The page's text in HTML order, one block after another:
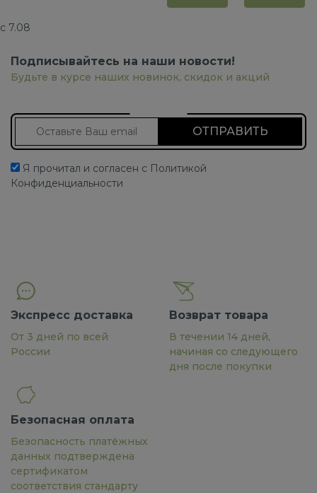
с 7.08
Подписывайтесь на наши новости!
Будьте в курсе наших новинок, скидок и акций
Я прочитал и согласен с Политикой
Конфиденциальности
Экспресс доставка
От 3 дней по всей
России
Возврат товара
В течении 14 дней,
начиная со следующего
дня после покупки
Безопасная оплата
Безопасность платёжных
данных подтверждена
сертификатом
соответствия стандарту